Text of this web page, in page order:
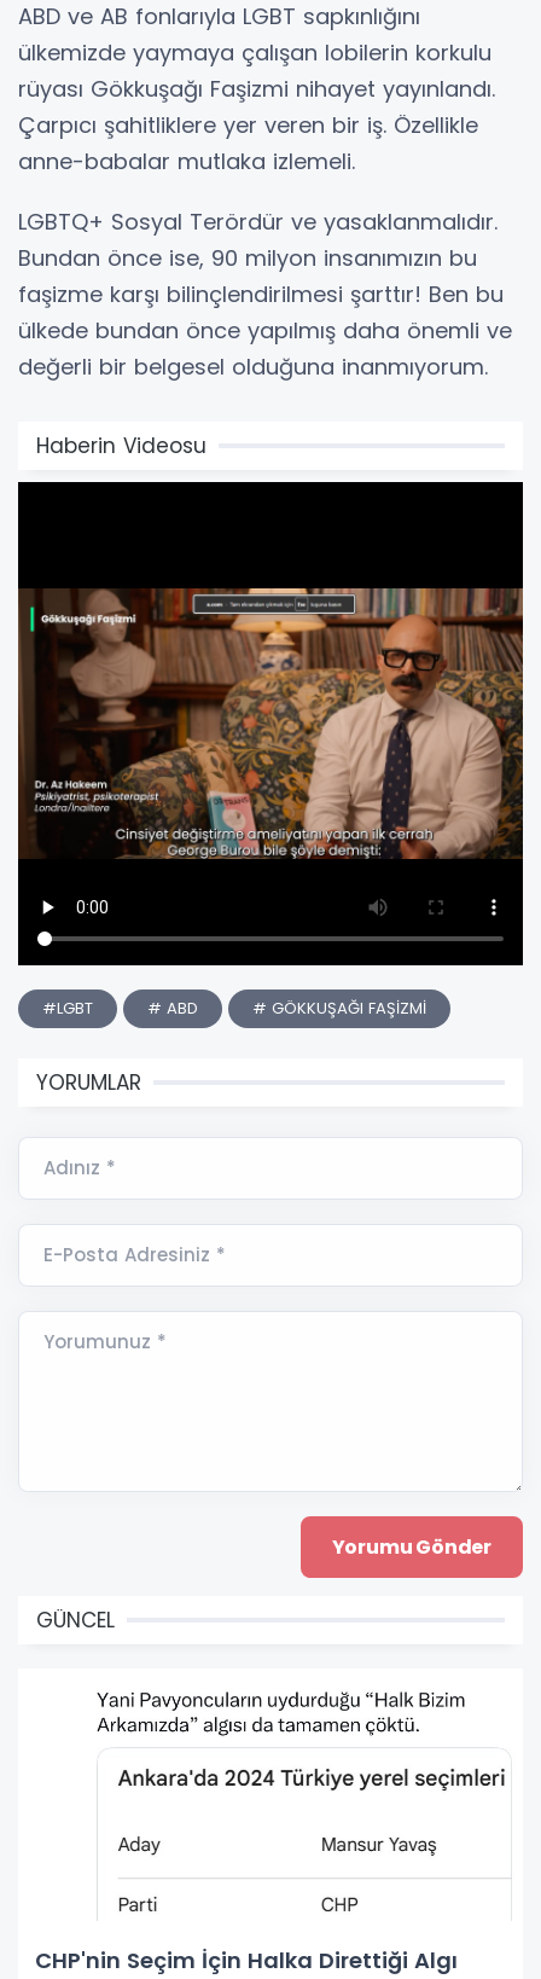
ABD ve AB fonlarıyla LGBT sapkınlığını
ülkemizde yaymaya çalışan lobilerin korkulu
rüyası Gökkuşağı Faşizmi nihayet yayınlandı.
Çarpıcı şahitliklere yer veren bir iş. Özellikle
anne-babalar mutlaka izlemeli.
LGBTQ+ Sosyal Terördür ve yasaklanmalıdır.
Bundan önce ise, 90 milyon insanımızın bu
faşizme karşı bilinçlendirilmesi şarttır! Ben bu
ülkede bundan önce yapılmış daha önemli ve
değerli bir belgesel olduğuna inanmıyorum.
Haberin Videosu
#LGBT # ABD # GÖKKUŞAĞI FAŞİZMİ
YORUMLAR
Adınız *
E-Posta Adresiniz *
Yorumunuz *
GÜNCEL
CHP'nin Seçim İçin Halka Direttiği Algı